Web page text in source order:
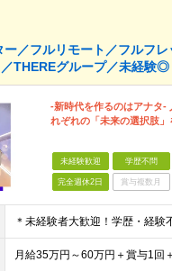
ー／フルリモート／フルフ
THEREグループ／未経験◎
-新時代を作るのはアナタ-
れぞれの「未来の選択肢」
未経験歓迎 学歴不問
完全週休2日 賞与複数月